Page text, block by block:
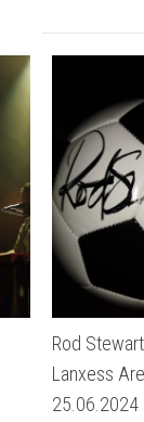
Rod
Lanxess
25.06.2024